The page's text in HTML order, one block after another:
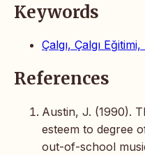
Keywords
Çalgı, Çalgı
References
Austin, J. (1990).
esteem to degree
out-of-school